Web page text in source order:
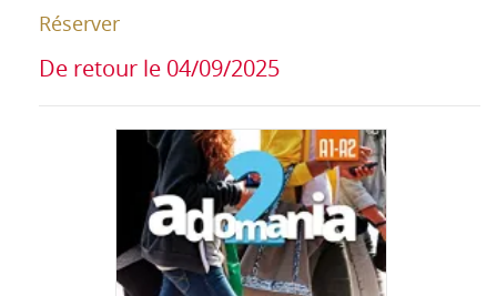
Réserver
De retour le 04/09/2025